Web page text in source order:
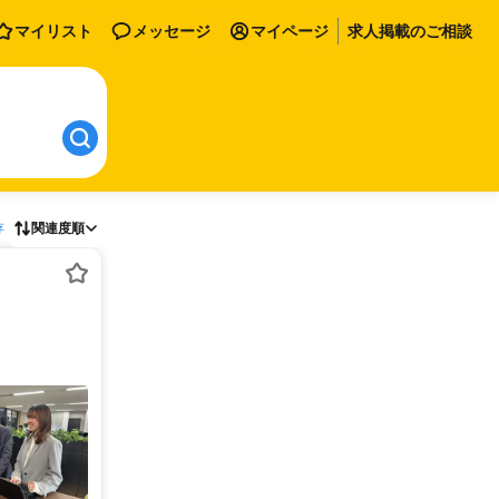
マイリスト メッセージ マイページ 求人掲載のご相談
関連度順